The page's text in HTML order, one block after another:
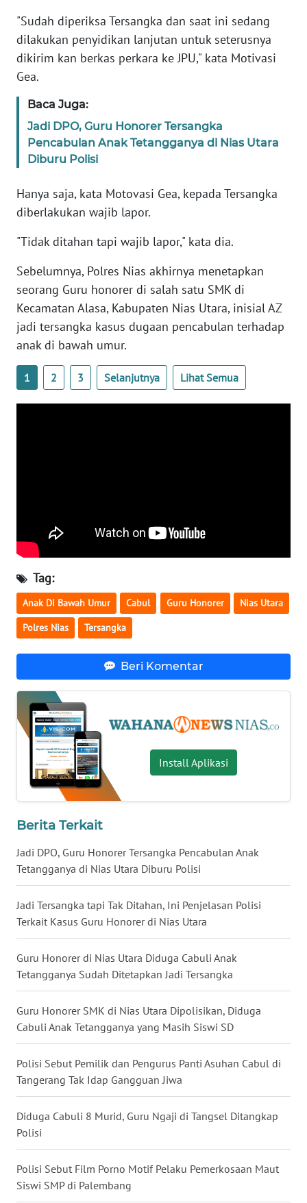
"Sudah diperiksa Tersangka dan saat ini sedang
dilakukan penyidikan lanjutan untuk seterusnya
dikirim kan berkas perkara ke JPU," kata Motivasi
Gea.
Baca Juga:
Jadi DPO, Guru Honorer Tersangka
Pencabulan Anak Tetangganya di Nias Utara
Diburu Polisi
Hanya saja, kata Motovasi Gea, kepada Tersangka
diberlakukan wajib lapor.
"Tidak ditahan tapi wajib lapor," kata dia.
Sebelumnya, Polres Nias akhirnya menetapkan
seorang Guru honorer di salah satu SMK di
Kecamatan Alasa, Kabupaten Nias Utara, inisial AZ
jadi tersangka kasus dugaan pencabulan terhadap
anak di bawah umur.
1 2 3 Selanjutnya Lihat Semua
Tag:
Anak Di Bawah Umur Cabul Guru Honorer Nias Utara
Polres Nias Tersangka
Beri Komentar
Install Aplikasi
Berita Terkait
Jadi DPO, Guru Honorer Tersangka Pencabulan Anak
Tetangganya di Nias Utara Diburu Polisi
Jadi Tersangka tapi Tak Ditahan, Ini Penjelasan Polisi
Terkait Kasus Guru Honorer di Nias Utara
Guru Honorer di Nias Utara Diduga Cabuli Anak
Tetangganya Sudah Ditetapkan Jadi Tersangka
Guru Honorer SMK di Nias Utara Dipolisikan, Diduga
Cabuli Anak Tetangganya yang Masih Siswi SD
Polisi Sebut Pemilik dan Pengurus Panti Asuhan Cabul di
Tangerang Tak Idap Gangguan Jiwa
Diduga Cabuli 8 Murid, Guru Ngaji di Tangsel Ditangkap
Polisi
Polisi Sebut Film Porno Motif Pelaku Pemerkosaan Maut
Siswi SMP di Palembang
WN
PAPUA
BARAT
WN
WN
SERAMBI
JAMBI
SULTRA
NTB
WN
SULTENG
WN
SUMSEL
WN
BENGKULU
WN
LAMPUNG
JATENG
WN
NUSANTARA
WN
JOGJA
JATIM
WN
BALI
WN
KALBAR
WN
KALTENG
WN